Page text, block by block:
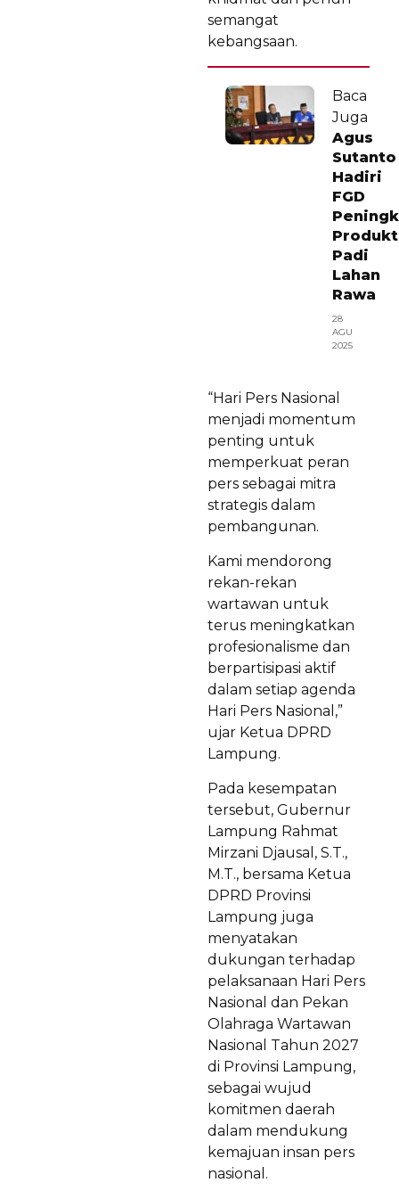
semangat
kebangsaan.
Baca
Juga
Agus
Sutanto
Hadiri
FGD
Padi
Lahan
Rawa
28
AGU
2025
“Hari Pers Nasional
menjadi momentum
penting untuk
memperkuat peran
pers sebagai mitra
strategis dalam
pembangunan.
Kami mendorong
rekan-rekan
wartawan untuk
terus meningkatkan
profesionalisme dan
berpartisipasi aktif
dalam setiap agenda
Hari Pers Nasional,”
ujar Ketua DPRD
Lampung.
Pada kesempatan
tersebut, Gubernur
Lampung Rahmat
Mirzani Djausal, S.T.,
M.T., bersama Ketua
DPRD Provinsi
Lampung juga
menyatakan
dukungan terhadap
pelaksanaan Hari Pers
Nasional dan Pekan
Olahraga Wartawan
Nasional Tahun 2027
di Provinsi Lampung,
sebagai wujud
komitmen daerah
dalam mendukung
kemajuan insan pers
nasional.